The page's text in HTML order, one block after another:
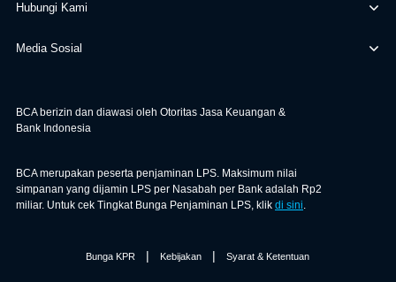
Hubungi Kami
Media Sosial
BCA berizin dan diawasi oleh Otoritas Jasa Keuangan &
Bank Indonesia
BCA merupakan peserta penjaminan LPS. Maksimum nilai
simpanan yang dijamin LPS per Nasabah per Bank adalah Rp2
miliar. Untuk cek Tingkat Bunga Penjaminan LPS, klik di sini.
Bunga KPR | Kebijakan | Syarat & Ketentuan